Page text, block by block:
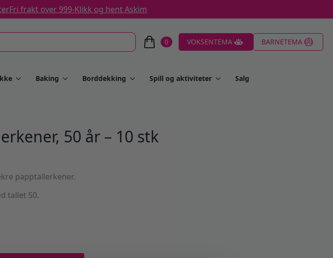
Fri frakt over 999-Klikk og hent Askim
0 VOKSENTEMA BARNETEMA
Baking Borddekking Spill og aktiviteter Salg
50 år – 10 stk
papptallerkener.
tallet 50.